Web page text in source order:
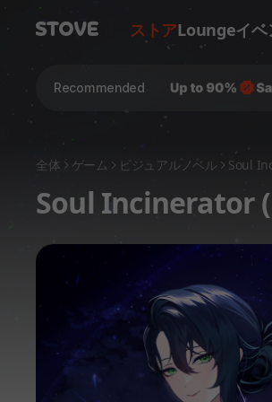
ストアLoungeイベ
Recommended
全体 ゲーム ビジュアルノベル Soul
Soul Incinerator